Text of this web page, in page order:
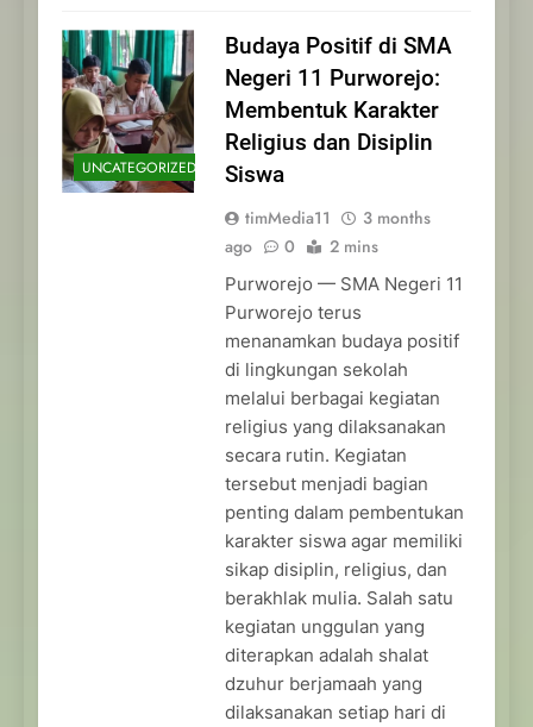
UNCATEGORIZED
Budaya Positif di SMA
Negeri 11 Purworejo:
Membentuk Karakter
Religius dan Disiplin
Siswa
timMedia11
3 months
ago
0 2 mins
Purworejo — SMA Negeri 11
Purworejo terus
menanamkan budaya positif
di lingkungan sekolah
melalui berbagai kegiatan
religius yang dilaksanakan
secara rutin. Kegiatan
tersebut menjadi bagian
penting dalam pembentukan
karakter siswa agar memiliki
sikap disiplin, religius, dan
berakhlak mulia. Salah satu
kegiatan unggulan yang
diterapkan adalah shalat
dzuhur berjamaah yang
dilaksanakan setiap hari di